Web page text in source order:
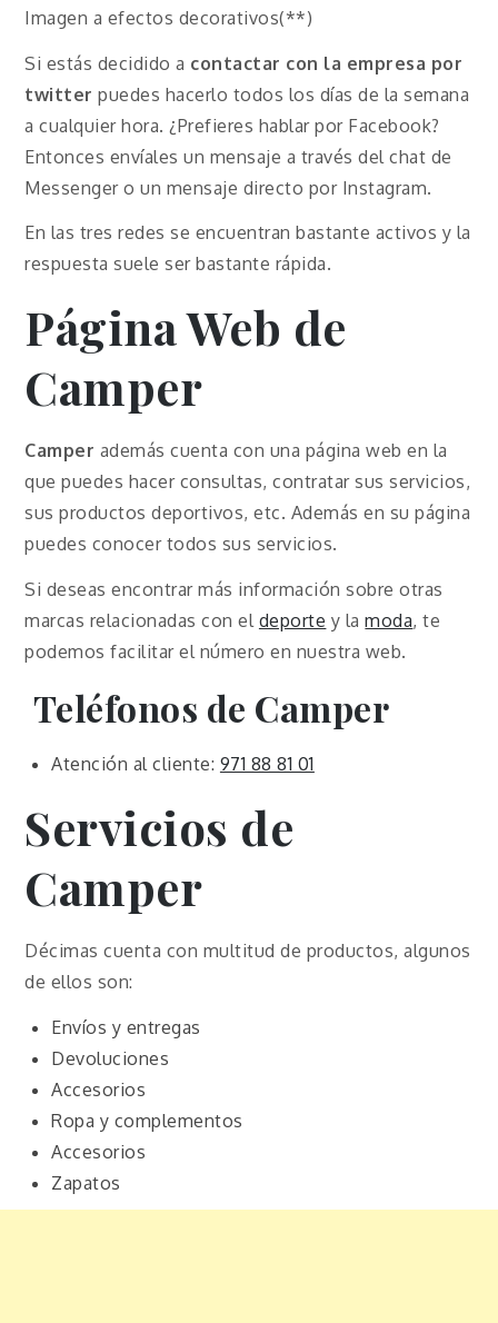
Imagen a efectos decorativos(**)
Si estás decidido a contactar con la empresa por
twitter puedes hacerlo todos los días de la semana
a cualquier hora. ¿Prefieres hablar por Facebook?
Entonces envíales un mensaje a través del chat de
Messenger o un mensaje directo por Instagram.
En las tres redes se encuentran bastante activos y la
respuesta suele ser bastante rápida.
Página Web de
Camper
Camper además cuenta con una página web en la
que puedes hacer consultas, contratar sus servicios,
sus productos deportivos, etc. Además en su página
puedes conocer todos sus servicios.
Si deseas encontrar más información sobre otras
marcas relacionadas con el deporte y lamoda, te
podemos facilitar el número en nuestra web.
Teléfonos de Camper
Atención al cliente: 971 88 81 01
Servicios de
Camper
Décimas cuenta con multitud de productos, algunos
de ellos son:
Envíos y entregas
Devoluciones
Accesorios
Ropa y complementos
Accesorios
Zapatos